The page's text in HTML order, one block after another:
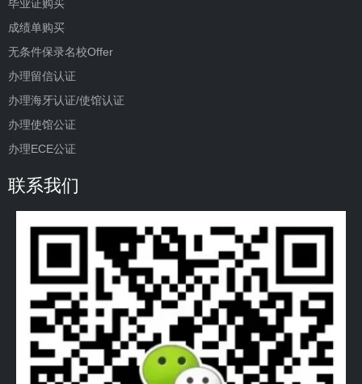
毕业证购买
成绩单购买
无条件保录名校Offer
办理留信认证
办理海牙认证/使馆认证
办理使馆公证
办理ECE公证
联系我们